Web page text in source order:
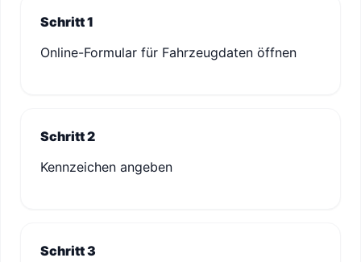
Schritt 1
Online-Formular für Fahrzeugdaten öffnen
Schritt 2
Kennzeichen angeben
Schritt 3